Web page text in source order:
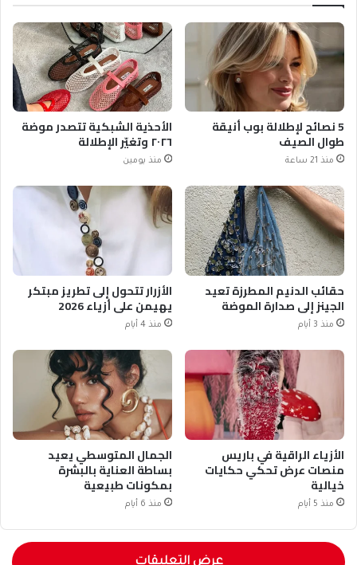
5 نصائح لإطلالة بوب أنيقة
طوال الصيف
منذ 21 ساعة
الأحذية الشبكية تتصدر موضة
٢٠٢٦ وتغيّر الإطلالة
منذ يومين
حقائب الدنيم المطرزة تعيد
الجينز إلى صدارة الموضة
منذ 3 أيام
الأزرار تتحول إلى تطريز مبتكر
يهيمن على أزياء 2026
منذ 4 أيام
الأزياء الراقية في باريس
منصات عرض تحكي حكايات
خيالية
منذ 5 أيام
الجمال المتوسطي يعيد
بساطة العناية بالبشرة
بمكونات طبيعية
منذ 6 أيام
عرض التعليقات